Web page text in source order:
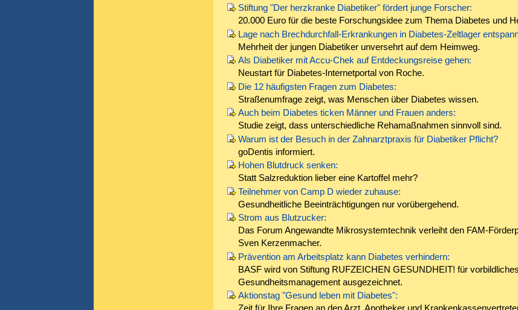
Stiftung "Der herzkranke Diabetiker" fördert junge Forscher:
20.000 Euro für die beste Forschungsidee zum Thema Diabetes und
Lage nach Brechdurchfall-Erkrankungen in Diabetes-Zeltlager
Mehrheit der jungen Diabetiker unversehrt auf dem Heimweg.
Als Diabetiker mit Accu-Chek auf Entdeckungsreise gehen:
Neustart für Diabetes-Internetportal von Roche.
Die 12 häufigsten Fragen zum Diabetes:
Straßenumfrage zeigt, was Menschen über Diabetes wissen.
Auch beim Diabetes ticken Männer und Frauen anders:
Studie zeigt, dass unterschiedliche Rehamaßnahmen sinnvoll sind.
Warum ist der Besuch in der Zahnarztpraxis für Diabetiker Pflicht?
goDentis informiert.
Hohen Blutdruck senken:
Statt Salzreduktion lieber eine Kartoffel mehr?
Teilnehmer von Camp D wieder zuhause:
Gesundheitliche Beeinträchtigungen nur vorübergehend.
Strom aus Blutzucker:
Das Forum Angewandte Mikrosystemtechnik verleiht den FAM-
Sven Kerzenmacher.
Prävention am Arbeitsplatz kann Diabetes verhindern:
BASF wird von Stiftung RUFZEICHEN GESUNDHEIT! für vorbildliches
Gesundheitsmanagement ausgezeichnet.
Aktionstag "Gesund leben mit Diabetes":